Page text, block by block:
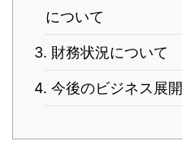
について
3. 財務状況について
4. 今後のビジネス展